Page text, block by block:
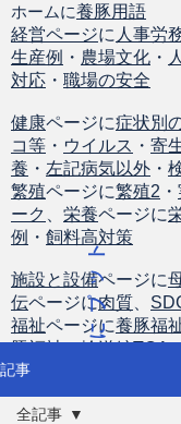
ホームに養豚用語
経営ページに 人事労
生産例 ・ 農場文化 ・
対応 ・ 職場の安全
健康ページに症状別
コ等 ・ ウイルス ・ 寄
養 ・ 左記病気以外 ・
繁殖ページに繁殖2 ・
ーク
栄養ページに
例 ・ 飼料高対策
施設と設備ページに
伝ページに肉質
福祉ページに養豚福
豚福祉の輸送編TQA
ト
ッ
プ
に
記事
全記事